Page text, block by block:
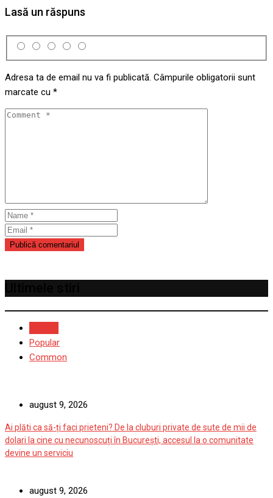
Lasă un răspuns
Adresa ta de email nu va fi publicată. Câmpurile obligatorii sunt
marcate cu *
Popular
Common
august 9, 2026
Ai plăti ca să-ți faci prieteni? De la cluburi private de sute de mii de
dolari la cine cu necunoscuți în București, accesul la o comunitate
devine un serviciu
august 9, 2026